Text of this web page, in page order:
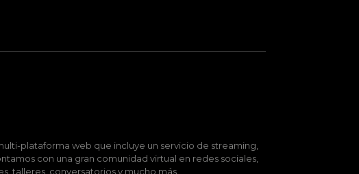
plataforma web que incluye un servicio de streaming,
con una gran comunidad virtual en redes sociales,
talleres, conversatorios y mucho más.